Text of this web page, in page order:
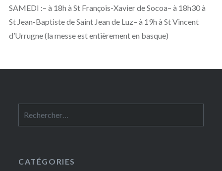
SAMEDI :– à 18h à St François-Xavier de Socoa– à 18h30 à
St Jean-Baptiste de Saint Jean de Luz– à 19h à St Vincent
d’Urrugne (la messe est entièrement en basque)
CATÉGORIES